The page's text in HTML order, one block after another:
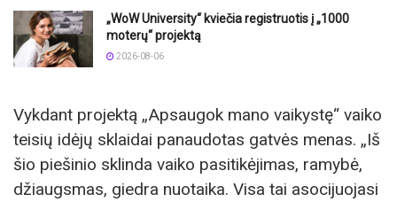
„WoW University“ kviečia registruotis į „1000
moterų“ projektą
2026-08-06
Vykdant projektą „Apsaugok mano vaikystę“ vaiko
teisių idėjų sklaidai panaudotas gatvės menas. „Iš
šio piešinio sklinda vaiko pasitikėjimas, ramybė,
džiaugsmas, giedra nuotaika. Visa tai asocijuojasi